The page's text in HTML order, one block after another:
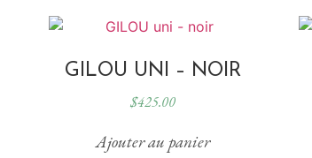
GILOU UNI – NOIR
$425.00
Ajouter au panier